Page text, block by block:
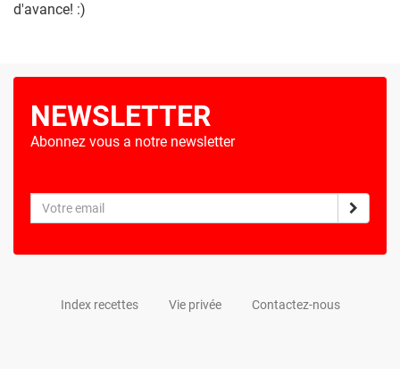
d'avance! :)
NEWSLETTER
Abonnez vous a notre newsletter
Index recettes Vie privée Contactez-nous